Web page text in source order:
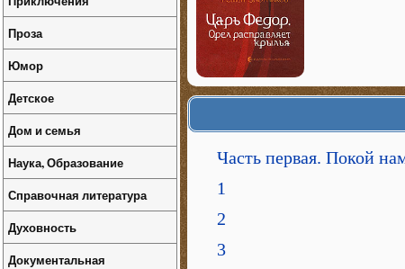
Часть первая. Покой
1
2
3
Проза
Юмор
Детское
Дом и семья
Наука, Образование
Справочная литература
Духовность
Документальная